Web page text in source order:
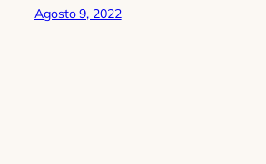
Agosto 9, 2022